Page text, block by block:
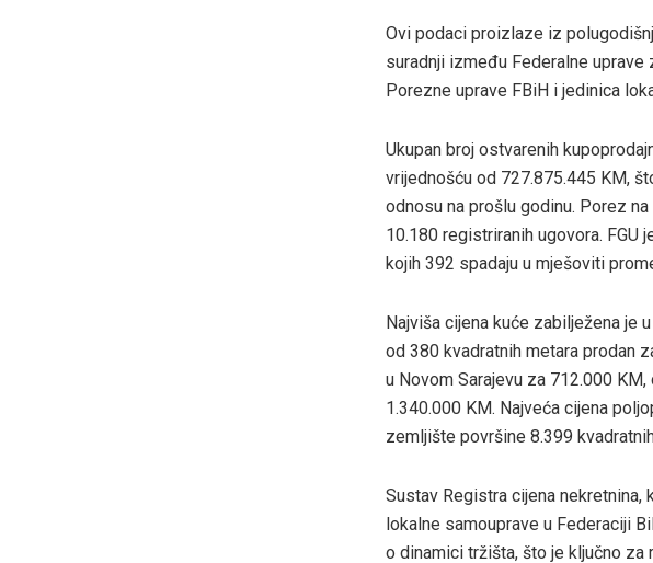
Ovi podaci proizlaze iz
suradnji između Federalne
Porezne uprave FBiH i jedinica
Ukupan broj ostvarenih
vrijednošću od 727.875.445 KM,
odnosu na prošlu godinu. Porez
10.180 registriranih ugovora. FGU
kojih 392 spadaju u mješoviti
Najviša cijena kuće zabilježena je
od 380 kvadratnih metara prodan
u Novom Sarajevu za 712.000
1.340.000 KM. Najveća cijena
zemljište površine 8.399
Sustav Registra cijena nekretnina,
lokalne samouprave u Federaciji
o dinamici tržišta, što je ključno za